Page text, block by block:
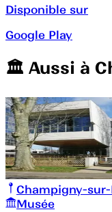
Disponible sur
Google Play
🏛️️ Aussi à
Champigny-
Musée